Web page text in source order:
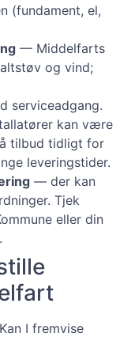
(fundament, el,
— Middelfarts
og vind;
serviceadgang.
kan være
tilbud tidligt for
leveringstider.
— der kan
Tjek
eller din
I fremvise